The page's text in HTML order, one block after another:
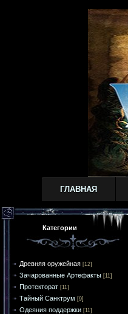
ГЛАВНАЯ
Категории
Древняя оружейная [12]
Зачарованные Артефакты [11]
Протекторат [11]
Тайный Санктрум [9]
Одеяния поддержки [11]